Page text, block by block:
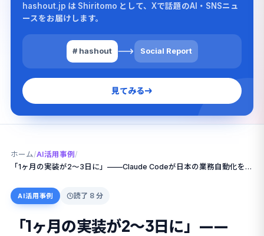
hashout.jp は Shiritomo として、Xで話題のAI・SNSニュ
ースをお届けします。
# hashout Social Report
見てみる
ホーム /AI活用事例/
「1ヶ月の実装が2〜3日に」——Claude Codeが日本の業務自動化を塗り替えている
AI活用事例 読了 8 分
「1ヶ月の実装が2〜3日に」——